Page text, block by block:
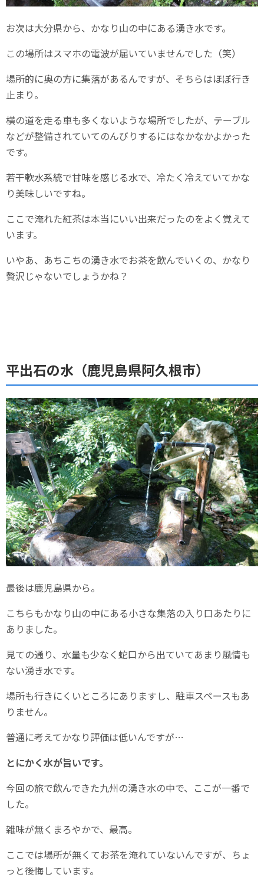
お次は大分県から、かなり山の中にある湧き水です。
この場所はスマホの電波が届いていませんでした（笑）
場所的に奥の方に集落があるんですが、そちらはほぼ行き
止まり。
横の道を走る車も多くないような場所でしたが、テーブル
などが整備されていてのんびりするにはなかなかよかった
です。
若干軟水系統で甘味を感じる水で、冷たく冷えていてかな
り美味しいですね。
ここで淹れた紅茶は本当にいい出来だったのをよく覚えて
います。
いやあ、あちこちの湧き水でお茶を飲んでいくの、かなり
贅沢じゃないでしょうかね？
平出石の水（鹿児島県阿久根市）
最後は鹿児島県から。
こちらもかなり山の中にある小さな集落の入り口あたりに
ありました。
見ての通り、水量も少なく蛇口から出ていてあまり風情も
ない湧き水です。
場所も行きにくいところにありますし、駐車スペースもあ
りません。
普通に考えてかなり評価は低いんですが…
とにかく水が旨いです。
今回の旅で飲んできた九州の湧き水の中で、ここが一番で
した。
雑味が無くまろやかで、最高。
ここでは場所が無くてお茶を淹れていないんですが、ちょ
っと後悔しています。